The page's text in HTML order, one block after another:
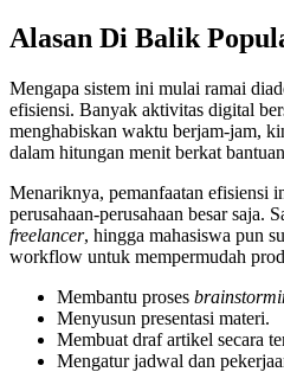
Alasan Di Balik
Mengapa sistem ini mulai ramai
efisiensi. Banyak aktivitas digital
menghabiskan waktu berjam-jam,
dalam hitungan menit berkat
Menariknya, pemanfaatan efisiensi
perusahaan-perusahaan besar saja.
freelancer, hingga mahasiswa pun
workflow untuk mempermudah
Membantu proses
Menyusun presentasi materi.
Membuat draf artikel secara
Mengatur jadwal dan